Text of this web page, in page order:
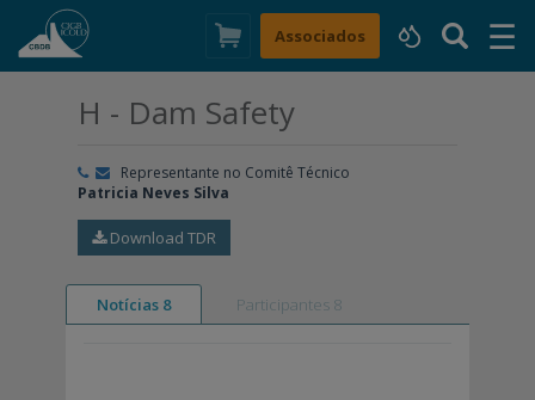
Associados ☰
×
H - Dam Safety
Representante no Comitê Técnico
Patricia Neves Silva
Download TDR
Notícias 8 Participantes 8